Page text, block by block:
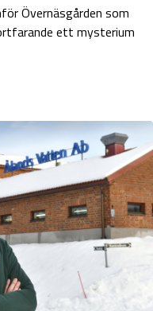
Övernäsgården som
ett mysterium